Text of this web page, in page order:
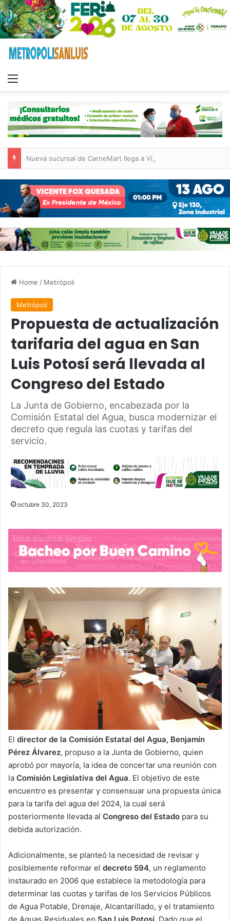
Home / Metrópoli
Metrópoli
Propuesta de actualización
tarifaria del agua en San
Luis Potosí será llevada al
Congreso del Estado
La Junta de Gobierno, encabezada por la
Comisión Estatal del Agua, busca modernizar el
decreto que regula las cuotas y tarifas del
servicio.
octubre 30, 2023
El director de la Comisión Estatal del Agua, Benjamín
Pérez Álvarez, propuso a la Junta de Gobierno, quien
aprobó por mayoría, la idea de concertar una reunión con
la Comisión Legislativa del Agua. El objetivo de este
encuentro es presentar y consensuar una propuesta única
para la tarifa del agua del 2024, la cual será
posteriormente llevada al Congreso del Estado para su
debida autorización.
Adicionalmente, se planteó la necesidad de revisar y
posiblemente reformar el decreto 594, un reglamento
instaurado en 2006 que establece la metodología para
determinar las cuotas y tarifas de los Servicios Públicos
de Agua Potable, Drenaje, Alcantarillado, y el tratamiento